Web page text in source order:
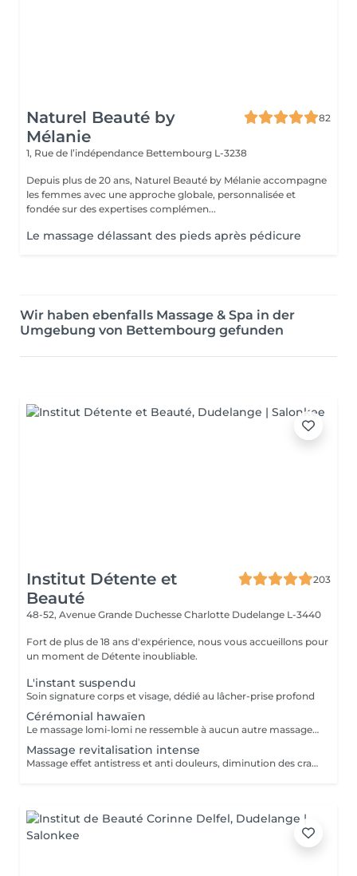
Naturel Beauté by
Mélanie
82
1, Rue de l’indépendance Bettembourg L-3238
Depuis plus de 20 ans, Naturel Beauté by Mélanie accompagne
les femmes avec une approche globale, personnalisée et
fondée sur des expertises complémen...
Le massage délassant des pieds après pédicure
Wir haben ebenfalls Massage & Spa in der
Umgebung von Bettembourg gefunden
Institut Détente et
Beauté
203
48-52, Avenue Grande Duchesse Charlotte Dudelange L-3440
Fort de plus de 18 ans d'expérience, nous vous accueillons pour
un moment de Détente inoubliable.
L'instant suspendu
Soin signature corps et visage, dédié au lâcher-prise profond
Cérémonial hawaïen
Le massage lomi-lomi ne ressemble à aucun autre massage. Fluide et profond, une véritable invitation au voyage paradisiaque
Massage revitalisation intense
Massage effet antistress et anti douleurs, diminution des crampes musculaires grâce à l'enveloppement magnésium qui suit le massage DOUCHE AFIN DE RINCER L'ENVELOPPEMENT